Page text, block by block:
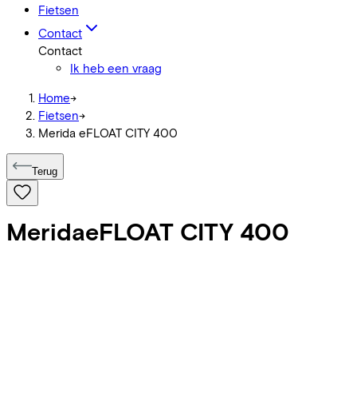
Fietsen
Contact
Contact
Ik heb een vraag
Home->
Fietsen->
Merida eFLOAT CITY 400
Terug
MeridaeFLOAT CITY 400